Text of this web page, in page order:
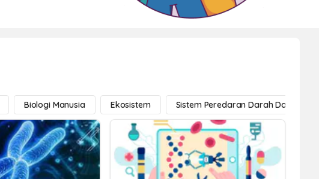
Biologi Manusia Ekosistem Sistem Peredaran Darah Dan